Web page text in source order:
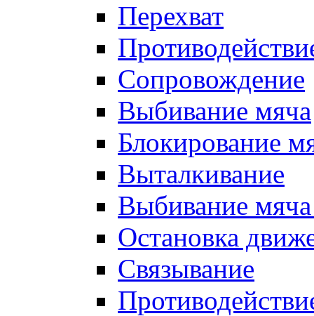
Перехват
Сопровождение
Выбивание мяча
Блокирование
Выталкивание
Выбивание
Остановка
Связывание